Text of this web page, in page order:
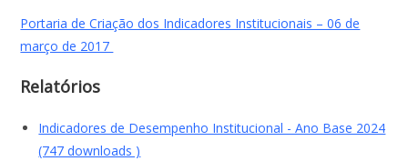
Portaria de Criação dos Indicadores Institucionais – 06 de
março de 2017
Relatórios
Indicadores de Desempenho Institucional - Ano Base 2024
(747 downloads )